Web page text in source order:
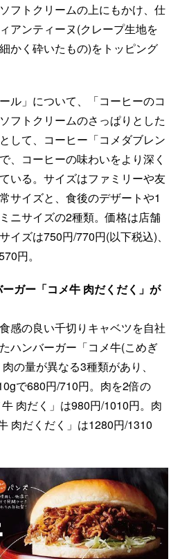
フトクリームの上にもかけ、仕
アンティーヌ(クレープ生地を
かく砕いたもの)をトッピング
ル」について、「コーヒーのコ
フトクリームのさっぱりとした
して、コーヒー「コメダブレン
、コーヒーの味わいをより深く
いる。サイズはファミリーや友
サイズと、食後のデザートや1
ニサイズの2種類。価格は店舗
イズは750円/770円(以下税込)、
円。
ーガー「コメ牛 肉だくだく」が
感の良い千切りキャベツを自社
ハンバーガー「コメ牛(こめぎ
の量が異なる3種類があり、
で680円/710円。肉を2倍の
肉だく」は980円/1010円。肉
肉だくだく」は1280円/1310